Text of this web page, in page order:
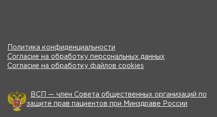
Политика конфиденциальности
Согласие на обработку персональных данных
Согласие на обработку файлов cookies
ВСП — член Совета общественных организаций по
защите прав пациентов при Минздраве России